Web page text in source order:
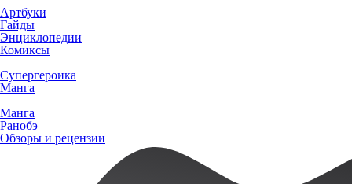
Артбуки
Гайды
Энциклопедии
Комиксы
Супергероика
Манга
Манга
Ранобэ
Обзоры и рецензии